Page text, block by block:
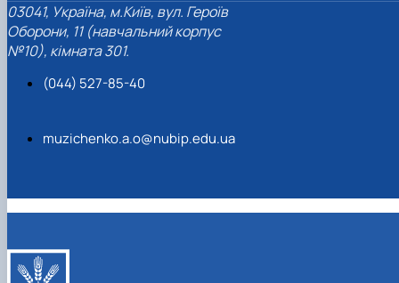
03041, Україна, м.Київ, вул. Героїв
Оборони, 11 (навчальний корпус
№10), кімната 301.
(044) 527-85-40
muzichenko.a.o@nubip.edu.ua